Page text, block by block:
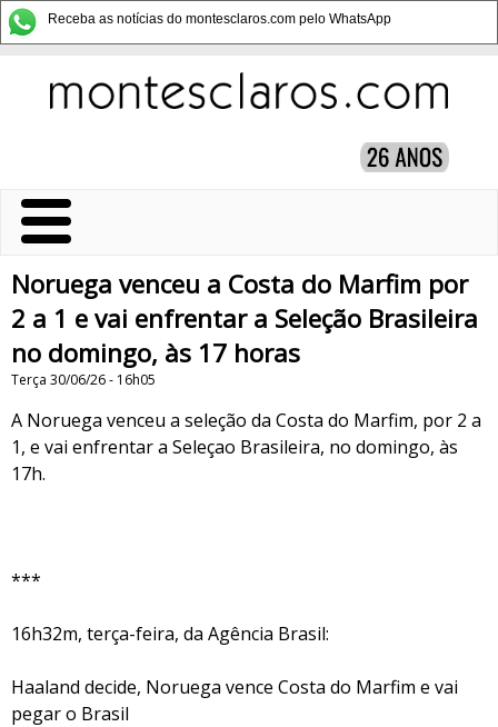
Receba as notícias do montesclaros.com pelo WhatsApp
Noruega venceu a Costa do Marfim por
2 a 1 e vai enfrentar a Seleção Brasileira
no domingo, às 17 horas
Terça 30/06/26 - 16h05
A Noruega venceu a seleção da Costa do Marfim, por 2 a
1, e vai enfrentar a Seleçao Brasileira, no domingo, às
17h.
***
16h32m, terça-feira, da Agência Brasil:
Haaland decide, Noruega vence Costa do Marfim e vai
pegar o Brasil